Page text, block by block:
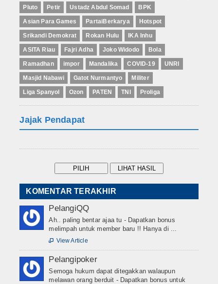
Pluto Petir Ustadz Abdul Somad BPK
Asian Para Games PartaiBerkarya Hotspot
Srikandi Demokrat Rokan Hulu IKA Inhu
ASITA Riau Fajri Adha Joko Widodo Bola
Ramadhan impor Mandalika COVID-19 UNRI
Masjid Nabawi Gatot Nurmantyo Militer
Liga Spanyol Ozon PATEN TNI Proliga
Jajak Pendapat
KOMENTAR TERAKHIR
PelangiQQ
Ah.. paling bentar ajaa tu - Dapatkan bonus
melimpah untuk member baru !! Hanya di ...
 View Article
Pelangipoker
Semoga hukum dapat ditegakkan walaupun
melawan orang berduit - Dapatkan bonus untuk